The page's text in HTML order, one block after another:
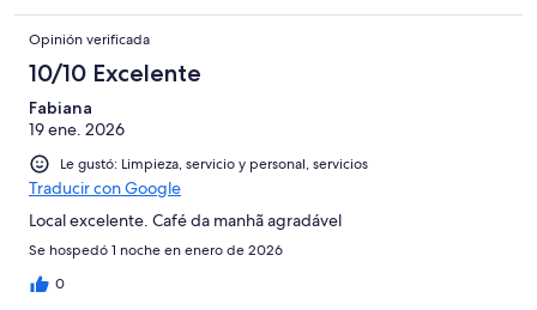
Opinión verificada
10/10 Excelente
Fabiana
19 ene. 2026
Le gustó: Limpieza, servicio y personal, servicios
Traducir con Google
Local excelente. Café da manhã agradável
Se hospedó 1 noche en enero de 2026
0